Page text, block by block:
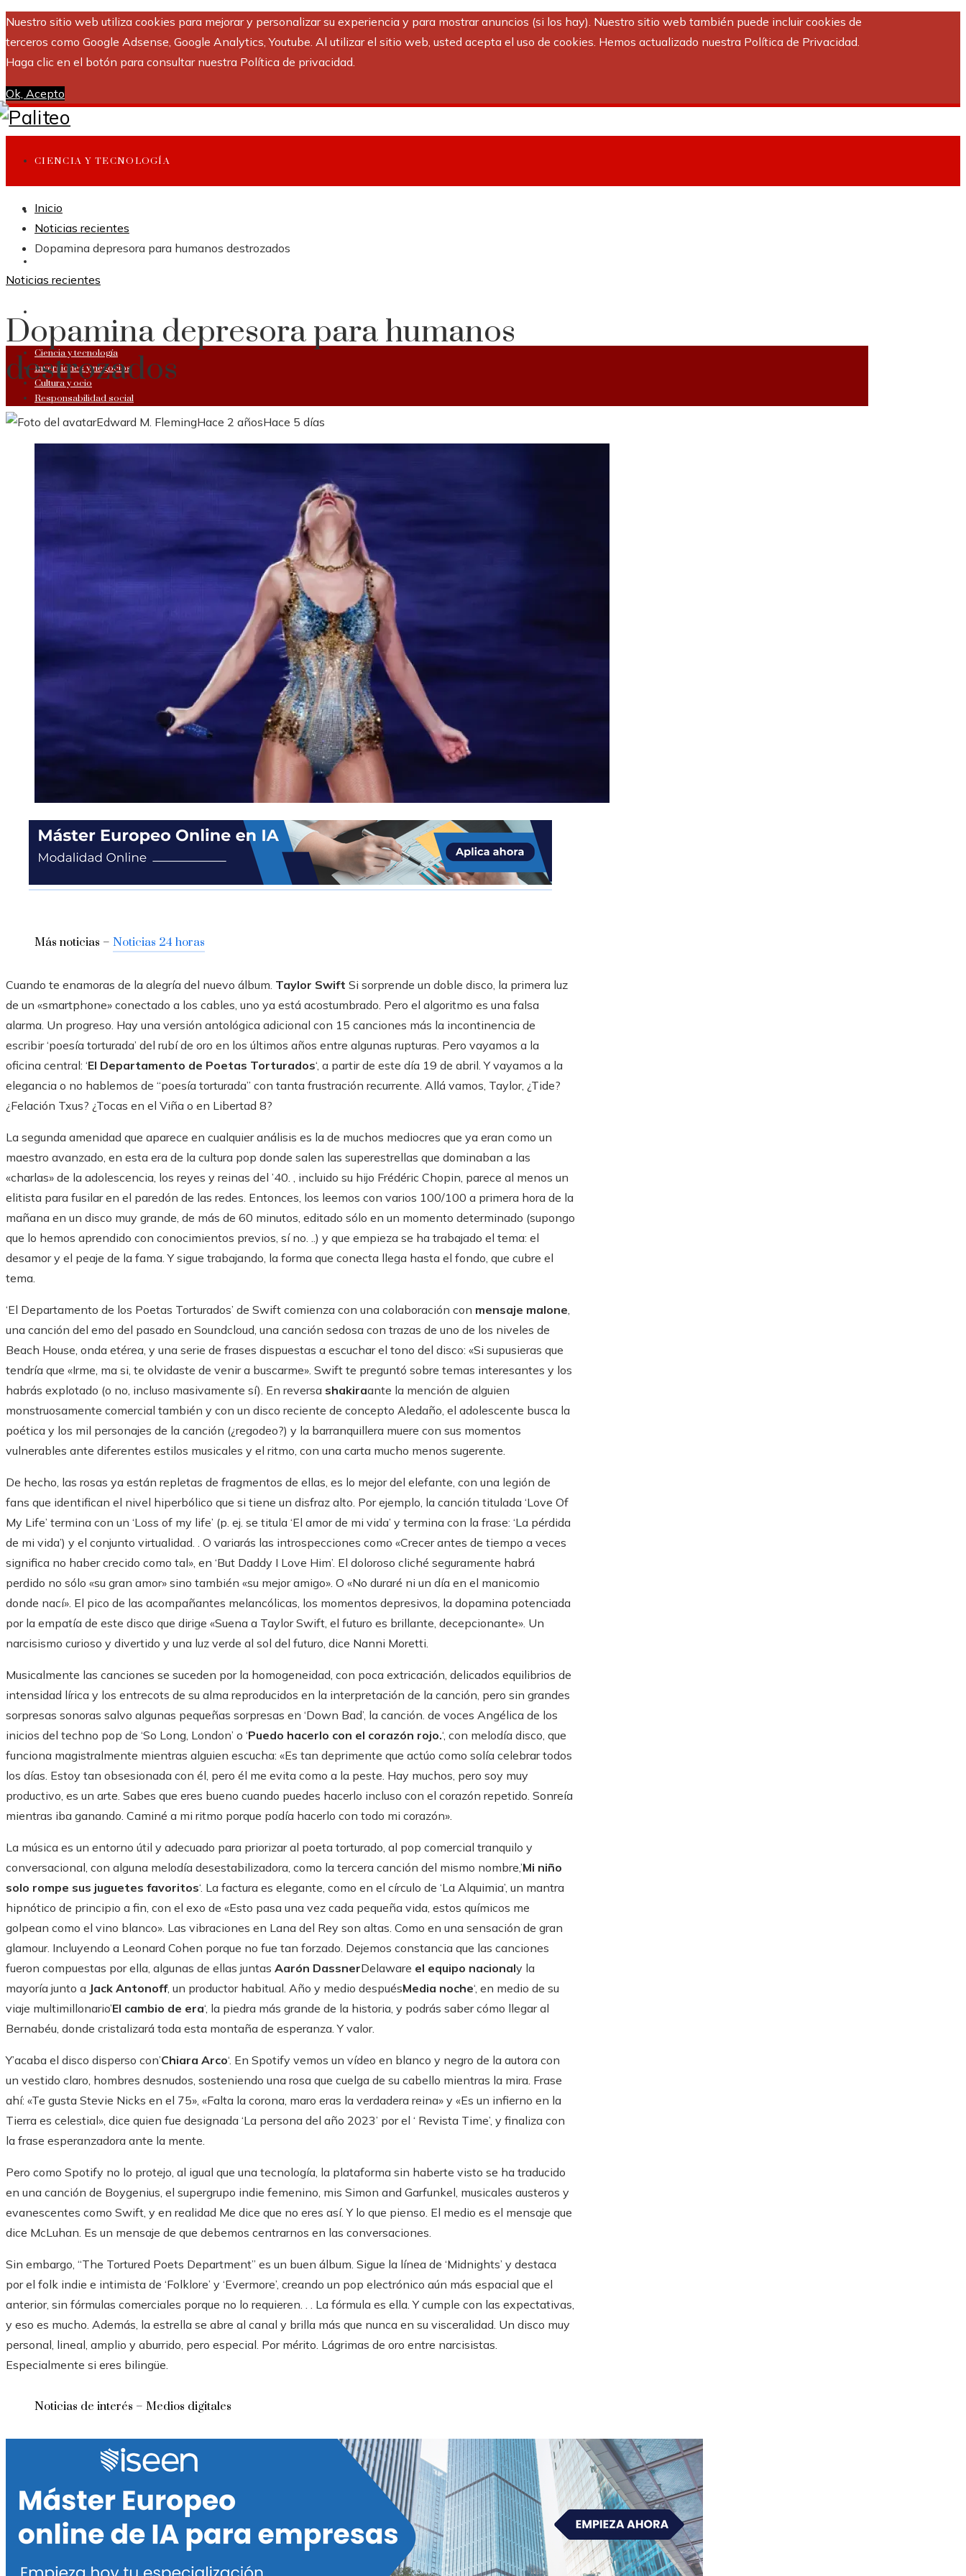
Nuestro sitio web utiliza cookies para mejorar y personalizar su experiencia y para mostrar anuncios (si los hay). Nuestro sitio web también puede incluir cookies de
terceros como Google Adsense, Google Analytics, Youtube. Al utilizar el sitio web, usted acepta el uso de cookies. Hemos actualizado nuestra Política de Privacidad.
Haga clic en el botón para consultar nuestra Política de privacidad.
Ok, Acepto
CIENCIA Y TECNOLOGÍA
INVERSIONES Y NEGOCIOS
Ciencia y tecnología
Inversiones y negocios
Cultura y ocio
Responsabilidad social
Inicio
Noticias recientes
Dopamina depresora para humanos destrozados
Noticias recientes
Dopamina depresora para humanos
destrozados
Edward M. FlemingHace 2 añosHace 5 días
Más noticias – Noticias 24 horas
Cuando te enamoras de la alegría del nuevo álbum. Taylor Swift Si sorprende un doble disco, la primera luz
de un «smartphone» conectado a los cables, uno ya está acostumbrado. Pero el algoritmo es una falsa
alarma. Un progreso. Hay una versión antológica adicional con 15 canciones más la incontinencia de
escribir ‘poesía torturada’ del rubí de oro en los últimos años entre algunas rupturas. Pero vayamos a la
oficina central: ‘El Departamento de Poetas Torturados‘, a partir de este día 19 de abril. Y vayamos a la
elegancia o no hablemos de “poesía torturada” con tanta frustración recurrente. Allá vamos, Taylor, ¿Tide?
¿Felación Txus? ¿Tocas en el Viña o en Libertad 8?
La segunda amenidad que aparece en cualquier análisis es la de muchos mediocres que ya eran como un
maestro avanzado, en esta era de la cultura pop donde salen las superestrellas que dominaban a las
«charlas» de la adolescencia, los reyes y reinas del ’40. , incluido su hijo Frédéric Chopin, parece al menos un
elitista para fusilar en el paredón de las redes. Entonces, los leemos con varios 100/100 a primera hora de la
mañana en un disco muy grande, de más de 60 minutos, editado sólo en un momento determinado (supongo
que lo hemos aprendido con conocimientos previos, sí no. ..) y que empieza se ha trabajado el tema: el
desamor y el peaje de la fama. Y sigue trabajando, la forma que conecta llega hasta el fondo, que cubre el
tema.
‘El Departamento de los Poetas Torturados’ de Swift comienza con una colaboración con mensaje malone,
una canción del emo del pasado en Soundcloud, una canción sedosa con trazas de uno de los niveles de
Beach House, onda etérea, y una serie de frases dispuestas a escuchar el tono del disco: «Si supusieras que
tendría que «Irme, ma si, te olvidaste de venir a buscarme». Swift te preguntó sobre temas interesantes y los
habrás explotado (o no, incluso masivamente sí). En reversa shakiraante la mención de alguien
monstruosamente comercial también y con un disco reciente de concepto Aledaño, el adolescente busca la
poética y los mil personajes de la canción (¿regodeo?) y la barranquillera muere con sus momentos
vulnerables ante diferentes estilos musicales y el ritmo, con una carta mucho menos sugerente.
De hecho, las rosas ya están repletas de fragmentos de ellas, es lo mejor del elefante, con una legión de
fans que identifican el nivel hiperbólico que si tiene un disfraz alto. Por ejemplo, la canción titulada ‘Love Of
My Life’ termina con un ‘Loss of my life’ (p. ej. se titula ‘El amor de mi vida’ y termina con la frase: ‘La pérdida
de mi vida’) y el conjunto virtualidad. . O variarás las introspecciones como «Crecer antes de tiempo a veces
significa no haber crecido como tal», en ‘But Daddy I Love Him’. El doloroso cliché seguramente habrá
perdido no sólo «su gran amor» sino también «su mejor amigo». O «No duraré ni un día en el manicomio
donde nací». El pico de las acompañantes melancólicas, los momentos depresivos, la dopamina potenciada
por la empatía de este disco que dirige «Suena a Taylor Swift, el futuro es brillante, decepcionante». Un
narcisismo curioso y divertido y una luz verde al sol del futuro, dice Nanni Moretti.
Musicalmente las canciones se suceden por la homogeneidad, con poca extricación, delicados equilibrios de
intensidad lírica y los entrecots de su alma reproducidos en la interpretación de la canción, pero sin grandes
sorpresas sonoras salvo algunas pequeñas sorpresas en ‘Down Bad’, la canción. de voces Angélica de los
inicios del techno pop de ‘So Long, London’ o ‘Puedo hacerlo con el corazón rojo.‘, con melodía disco, que
funciona magistralmente mientras alguien escucha: «Es tan deprimente que actúo como solía celebrar todos
los días. Estoy tan obsesionada con él, pero él me evita como a la peste. Hay muchos, pero soy muy
productivo, es un arte. Sabes que eres bueno cuando puedes hacerlo incluso con el corazón repetido. Sonreía
mientras iba ganando. Caminé a mi ritmo porque podía hacerlo con todo mi corazón».
La música es un entorno útil y adecuado para priorizar al poeta torturado, al pop comercial tranquilo y
conversacional, con alguna melodía desestabilizadora, como la tercera canción del mismo nombre,’Mi niño
solo rompe sus juguetes favoritos‘. La factura es elegante, como en el círculo de ‘La Alquimia’, un mantra
hipnótico de principio a fin, con el exo de «Esto pasa una vez cada pequeña vida, estos químicos me
golpean como el vino blanco». Las vibraciones en Lana del Rey son altas. Como en una sensación de gran
glamour. Incluyendo a Leonard Cohen porque no fue tan forzado. Dejemos constancia que las canciones
fueron compuestas por ella, algunas de ellas juntas Aarón DassnerDelaware el equipo nacionaly la
mayoría junto a Jack Antonoff, un productor habitual. Año y medio despuésMedia noche‘, en medio de su
viaje multimillonario’El cambio de era‘, la piedra más grande de la historia, y podrás saber cómo llegar al
Bernabéu, donde cristalizará toda esta montaña de esperanza. Y valor.
Y’acaba el disco disperso con’Chiara Arco‘. En Spotify vemos un vídeo en blanco y negro de la autora con
un vestido claro, hombres desnudos, sosteniendo una rosa que cuelga de su cabello mientras la mira. Frase
ahí: «Te gusta Stevie Nicks en el 75», «Falta la corona, maro eras la verdadera reina» y «Es un infierno en la
Tierra es celestial», dice quien fue designada ‘La persona del año 2023’ por el ‘ Revista Time’, y finaliza con
la frase esperanzadora ante la mente.
Pero como Spotify no lo protejo, al igual que una tecnología, la plataforma sin haberte visto se ha traducido
en una canción de Boygenius, el supergrupo indie femenino, mis Simon and Garfunkel, musicales austeros y
evanescentes como Swift, y en realidad Me dice que no eres así. Y lo que pienso. El medio es el mensaje que
dice McLuhan. Es un mensaje de que debemos centrarnos en las conversaciones.
Sin embargo, “The Tortured Poets Department” es un buen álbum. Sigue la línea de ‘Midnights’ y destaca
por el folk indie e intimista de ‘Folklore’ y ‘Evermore’, creando un pop electrónico aún más espacial que el
anterior, sin fórmulas comerciales porque no lo requieren. . . La fórmula es ella. Y cumple con las expectativas,
y eso es mucho. Además, la estrella se abre al canal y brilla más que nunca en su visceralidad. Un disco muy
personal, lineal, amplio y aburrido, pero especial. Por mérito. Lágrimas de oro entre narcisistas.
Especialmente si eres bilingüe.
Noticias de interés – Medios digitales